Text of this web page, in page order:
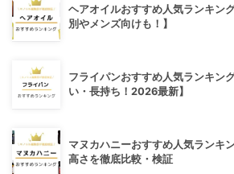
ヘアオイルおすすめ人気ランキン
別やメンズ向けも！】
フライパンおすすめ人気ランキン
い・長持ち！2026最新】
マヌカハニーおすすめ人気ランキ
高さを徹底比較・検証